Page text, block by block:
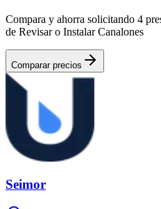
Compara y ahorra solicitando 4
de Revisar o Instalar Canalones
Comparar precios
Seimor